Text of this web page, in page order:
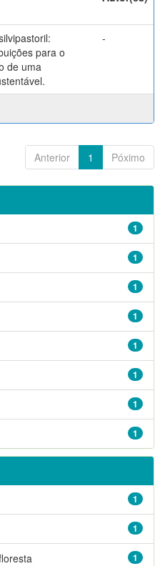
para o
de uma
-
Anterior 1 Póximo
1
1
1
1
1
1
1
1
1
1
1